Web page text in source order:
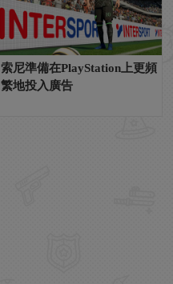
索尼準備在PlayStation上更頻
繁地投入廣告